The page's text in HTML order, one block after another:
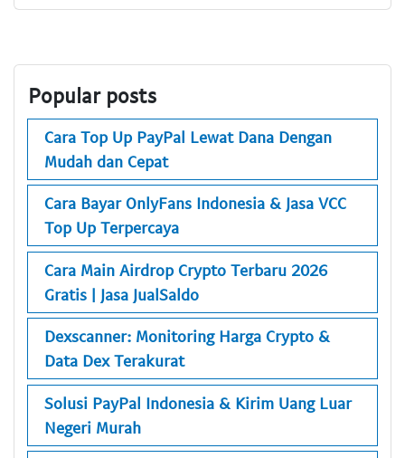
Popular posts
Cara Top Up PayPal Lewat Dana Dengan
Mudah dan Cepat
Cara Bayar OnlyFans Indonesia & Jasa VCC
Top Up Terpercaya
Cara Main Airdrop Crypto Terbaru 2026
Gratis | Jasa JualSaldo
Dexscanner: Monitoring Harga Crypto &
Data Dex Terakurat
Solusi PayPal Indonesia & Kirim Uang Luar
Negeri Murah